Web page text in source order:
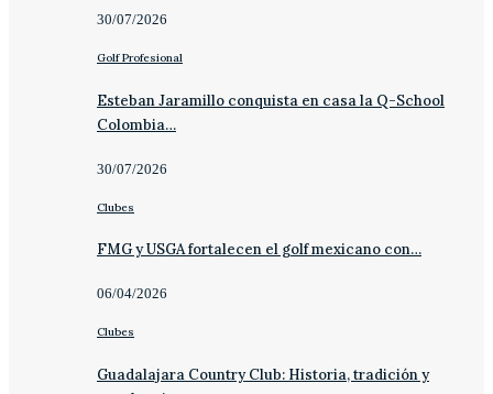
30/07/2026
Golf Profesional
Esteban Jaramillo conquista en casa la Q-School
Colombia…
30/07/2026
Clubes
FMG y USGA fortalecen el golf mexicano con…
06/04/2026
Clubes
Guadalajara Country Club: Historia, tradición y